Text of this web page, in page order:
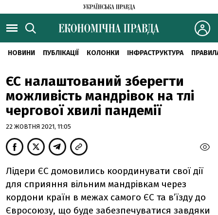
НОВИНИ ПУБЛІКАЦІЇ КОЛОНКИ ІНФРАСТРУКТУРА
ЄС налаштований зберегти
можливість мандрівок на тлі
чергової хвилі пандемії
22 ЖОВТНЯ 2021, 11:05
Лідери ЄС домовились координувати свої дії
для сприяння вільним мандрівкам через
кордони країн в межах самого ЄС та в’їзду до
Євросоюзу, що буде забезпечуватися завдяки